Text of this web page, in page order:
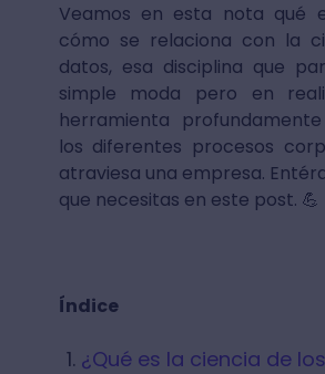
Veamos en esta nota qué
cómo se relaciona con la
datos, esa disciplina que
simple moda pero en
herramienta
los diferentes procesos
atraviesa una empresa.
que necesitas en este post. 💪
Índice
¿Qué es la ciencia de